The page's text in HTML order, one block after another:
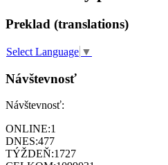
Preklad (translations)
Select Language ▼
Návštevnosť
Návštevnosť:
ONLINE:1
DNES:477
TÝŽDEŇ:1727